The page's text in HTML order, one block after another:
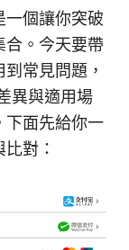
一個讓你突破
合。今天要帶
常見問題，
異與適用場
下面先給你一
對：